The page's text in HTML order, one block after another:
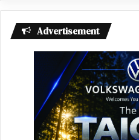
Advertisement